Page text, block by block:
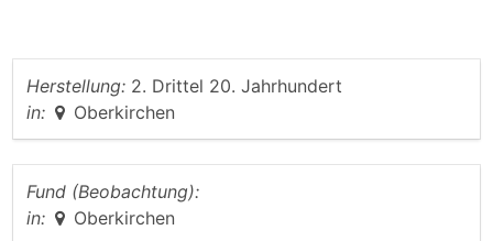
Herstellung: 2. Drittel 20. Jahrhundert
in:
Oberkirchen
Fund (Beobachtung):
in:
Oberkirchen